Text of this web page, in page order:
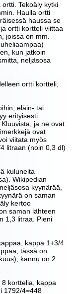
Tekoäly kytki
Haulla ortti
haussa se
ortti kortteli viittaa
joissa on mm.
kun jatkoin
neljäsosa
ortti kortteli,
eläin- tai
erityisesti
ja ne ovat
ovat
viitata myös
litraan (noin 0,3 dl)
kuluneita
Wikipedian
kyynärää,
on saman
kertoo
saman lähteen
1,3 litraa. Pieni
kappa 1+3/4
tässä on
kannu on 2
korttelia, kappa
1792/4=448